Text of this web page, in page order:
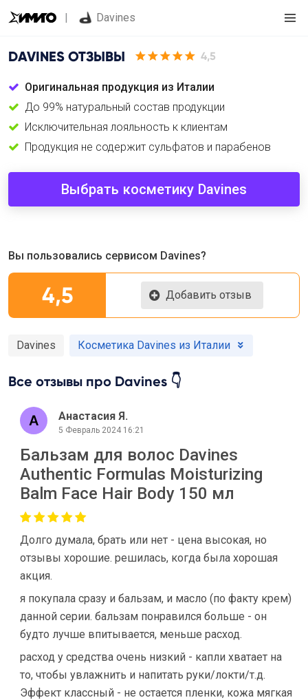
Davines
DAVINES ОТЗЫВЫ 4,5
Оригинальная продукция из Италии
До 99% натуральный состав продукции
Исключительная лояльность к клиентам
Продукция не содержит сульфатов и парабенов
Выбрать косметику Davines
Вы пользовались сервисом Davines?
4,5 Добавить отзыв
Davines Коcметика Davines из Италии
Все отзывы про Davines 👇
Анастасия Я.
5 Февраль 2024 16:21
Бальзам для волос Davines
Authentic Formulas Moisturizing
Balm Face Hair Body 150 мл
Долго думала, брать или нет - цена высокая, но
отзывы хорошие. решилась, когда была хорошая
акция.
я покупала сразу и бальзам, и масло (по факту крем)
данной серии. бальзам понравился больше - он
будто лучше впитывается, меньше расход.
расход у средства очень низкий - капли хватает на
то, чтобы увлажнить и напитать руки/локти/т.д.
Эффект классный - не остается пленки, кожа мягкая